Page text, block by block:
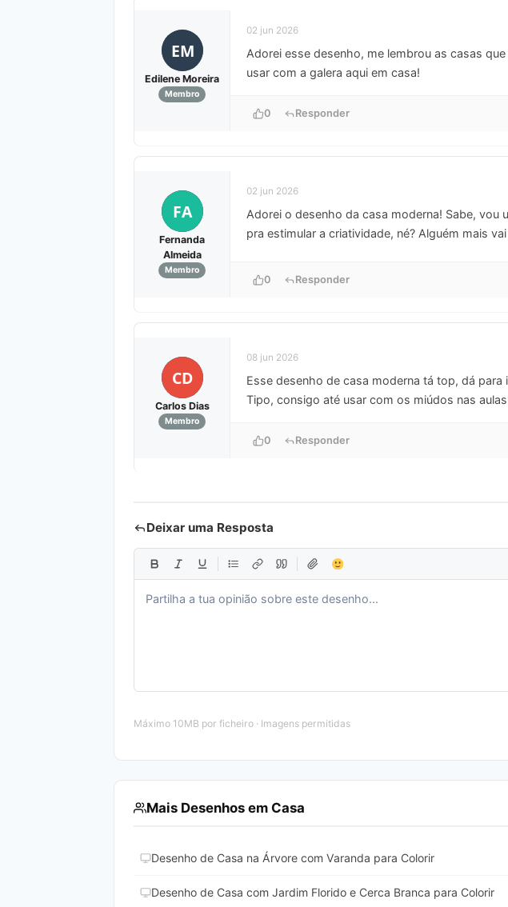
EM
Edilene Moreira
Membro
02 jun 2026
Adorei esse desenho, me lembrou as casas
usar com a galera aqui em casa!
0 Responder
FA
Fernanda
Almeida
Membro
02 jun 2026
Adorei o desenho da casa moderna! Sabe, vou
pra estimular a criatividade, né? Alguém mais
0 Responder
CD
Carlos Dias
Membro
08 jun 2026
Esse desenho de casa moderna tá top, dá
Tipo, consigo até usar com os miúdos nas
0 Responder
Deixar uma Resposta
Máximo 10MB por ficheiro · Imagens permitidas
Mais Desenhos em Casa
Desenho de Casa na Árvore com Varanda para Colorir
Desenho de Casa com Jardim Florido e Cerca Branca para Colorir